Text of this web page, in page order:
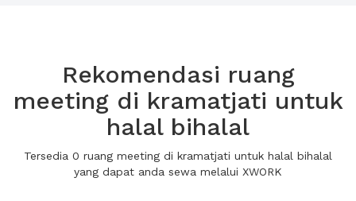
Rekomendasi ruang
meeting di kramatjati untuk
halal bihalal
Tersedia 0 ruang meeting di kramatjati untuk halal bihalal
yang dapat anda sewa melalui XWORK